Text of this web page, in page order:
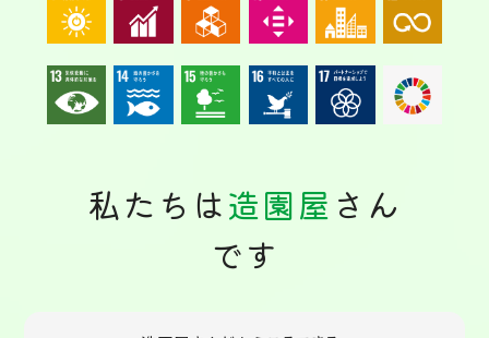
私たちは造園屋 さん
です